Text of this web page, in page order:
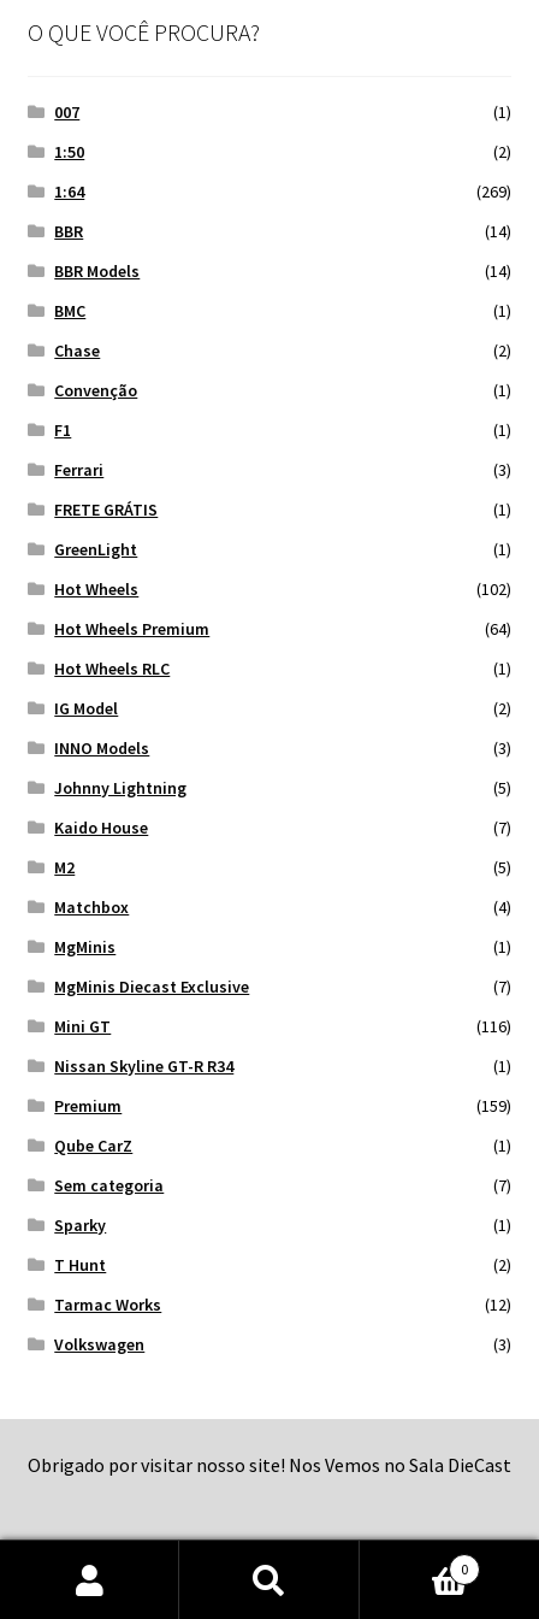
Finalizar Compra
O QUE VOCÊ PROCURA?
007
(1)
1:50
(2)
1:64
(269)
BBR
(14)
BBR Models
(14)
BMC
(1)
Chase
(2)
Convenção
(1)
F1
(1)
Ferrari
(3)
FRETE GRÁTIS
(1)
GreenLight
(1)
Hot Wheels
(102)
Hot Wheels Premium
(64)
Hot Wheels RLC
(1)
IG Model
(2)
INNO Models
(3)
Johnny Lightning
(5)
Kaido House
(7)
M2
(5)
Matchbox
(4)
MgMinis
(1)
MgMinis Diecast Exclusive
(7)
Mini GT
(116)
Nissan Skyline GT-R R34
(1)
Premium
(159)
Qube CarZ
(1)
Sem categoria
(7)
Sparky
(1)
T Hunt
(2)
Tarmac Works
(12)
Volkswagen
(3)
Obrigado por visitar nosso site! Nos Vemos no Sala DieCast
Pesquisar
Pesquisar
0